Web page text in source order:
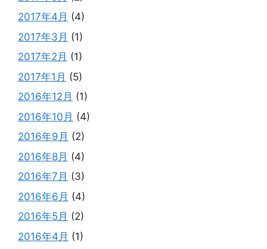
2017年4月 (4)
2017年3月 (1)
2017年2月 (1)
2017年1月 (5)
2016年12月 (1)
2016年10月 (4)
2016年9月 (2)
2016年8月 (4)
2016年7月 (3)
2016年6月 (4)
2016年5月 (2)
2016年4月 (1)